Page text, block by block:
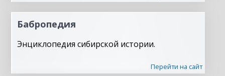
Бабропедия
Энциклопедия сибирской истории.
Перейти на сайт